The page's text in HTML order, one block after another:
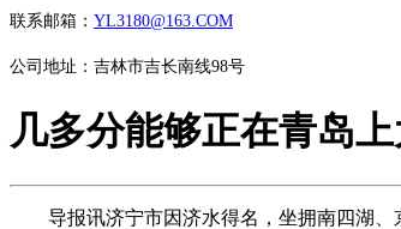
联系邮箱： YL3180@163.COM
公司地址：吉林市吉长南线98号
几多分能够正在青岛上
导报讯济宁市因济水得名，坐拥南四湖、京